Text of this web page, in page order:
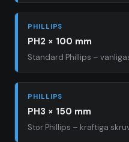
PHILLIPS
PH2 × 100 mm
Standard Phillips –
PHILLIPS
PH3 × 150 mm
Stor Phillips – kraftiga